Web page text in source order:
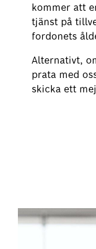
kommer att
tjänst på
fordonets
Alternativt,
prata med
skicka ett